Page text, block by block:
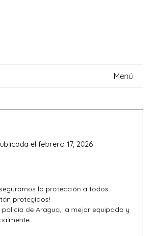
Menú
el febrero 17, 2026
la protección a todos
protegidos!
de Aragua, la mejor equipada y